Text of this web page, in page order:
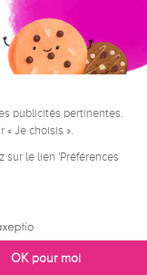
FR
vente
publicités pertinentes.
« Je choisis ».
sur le lien 'Préférences
OK pour moi